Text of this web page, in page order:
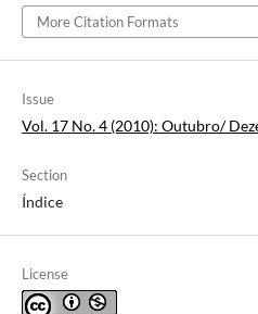
More Citation Formats
Issue
Vol. 17 No. 4 (2010): Outubro/
Section
Índice
License